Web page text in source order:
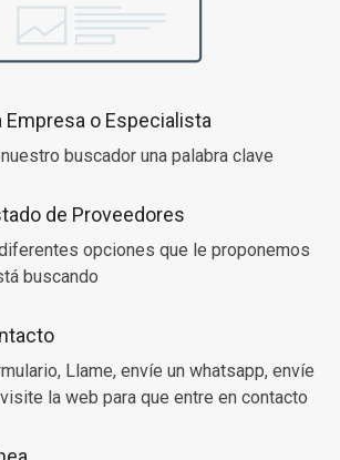
Empresa o Especialista
buscador una palabra clave
de Proveedores
opciones que le proponemos
buscando
Llame, envíe un whatsapp, envíe
la web para que entre en contacto